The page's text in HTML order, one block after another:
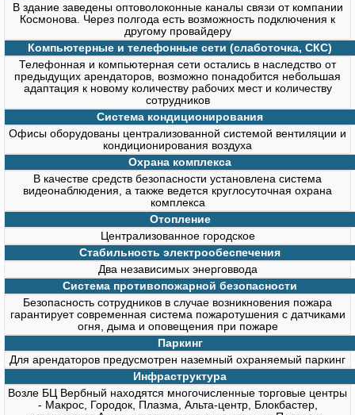
В здание заведены оптоволоконные каналы связи от компании
Космонова. Через полгода есть возможность подключения к
другому провайдеру
Компьютерные и телефонные сети (слаботочка, СКС)
Телефонная и компьютерная сети остались в наследство от
предыдущих арендаторов, возможно понадобится небольшая
адаптация к новому количеству рабочих мест и количеству
сотрудников
Система кондиционирования
Офисы оборудованы централизованной системой вентиляции и
кондиционирования воздуха
Охрана комплекса
В качестве средств безопасности установлена система
видеонаблюдения, а также ведется круглосуточная охрана
комплекса
Отопление
Централизованное городское
Стабильность электрообеспечения
Два независимых энерговвода
Система противопожарной безопасности
Безопасность сотрудников в случае возникновения пожара
гарантирует современная система пожаротушения с датчиками
огня, дыма и оповещения при пожаре
Паркинг
Для арендаторов предусмотрен наземный охраняемый паркинг
Инфраструктура
Возле БЦ Вербный находятся многочисленные торговые центры
- Макрос, Городок, Плазма, Альта-центр, Блокбастер,